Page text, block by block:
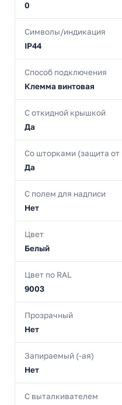
0
Символы/индикация
IP44
Способ подключения
Клемма винтовая
С откидной крышкой
Да
Со шторками (защита от
Да
С полем для надписи
Нет
Цвет
Белый
Цвет по RAL
9003
Прозрачный
Нет
Запираемый (-ая)
Нет
С выталкивателем